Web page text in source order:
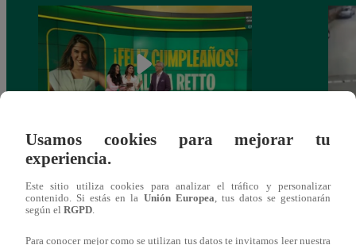
Alicia Retto celebra su cumpleaños con
mensaje personal
Usamos cookies para mejorar tu
experiencia.
Este sitio utiliza cookies para analizar el tráfico y personalizar
contenido. Si estás en la Unión Europea, tus datos se gestionarán
según el RGPD.
Para conocer mejor como se utilizan tus datos te invitamos leer nuestra